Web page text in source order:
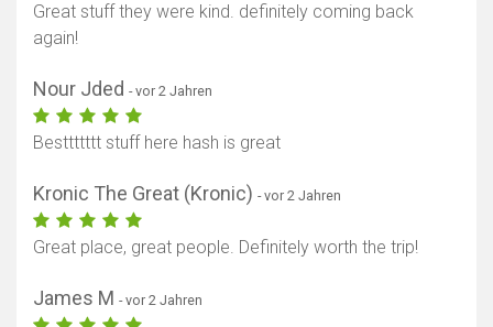
Great stuff they were kind. definitely coming back
again!
Nour Jded - vor 2 Jahren
Besttttttt stuff here hash is great
Kronic The Great (Kronic) - vor 2 Jahren
Great place, great people. Definitely worth the trip!
James M - vor 2 Jahren